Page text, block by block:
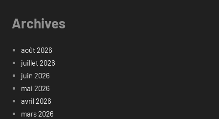
Archives
août 2026
juillet 2026
juin 2026
mai 2026
avril 2026
mars 2026